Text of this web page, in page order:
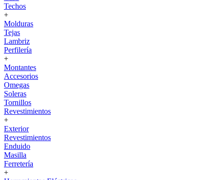
Techos
+
Molduras
Tejas
Lambriz
Perfilería
+
Montantes
Accesorios
Omegas
Soleras
Tornillos
Revestimientos
+
Exterior
Revestimientos
Enduido
Masilla
Ferretería
+